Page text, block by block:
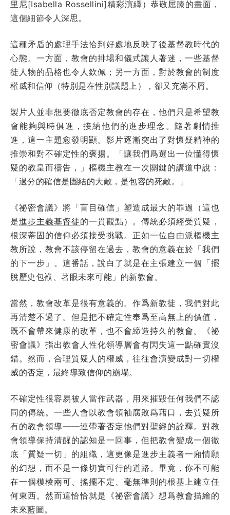
里尼[Isabella Rossellini]精彩演繹）恭敬屈膝的畫面，
這個細節令人深思。
這種矛盾的處理手法恰到好處地反映了後基督教時代的
心態。一方面，教會的排場和儀式讓人著迷，一些基督
徒人物的品格也令人欽佩；另一方面，對於教會的制度
權威和信仰（特別是在性別議題上），卻又充滿不屑。
製片人並非想要徹底否定教會的存在，他們只是希望教
會能夠與時俱進，接納他們的進步理念。隨著劇情推
進，這一主題愈發明顯。影片逐漸突出了對懷疑精神的
推崇和對不確定性的褒揚。「讓我們爲選出一位懂得懷
疑的教皇而禱告，」樞機主教在一次關鍵的講道中說：
「過分的確信是團結的大敵，是包容的死敵。」
《祕密會議》將「盲目確信」塑造成最大的罪過（這也
是進步主義基督徒的一貫觀點）。傳統必須經受質疑，
根深蒂固的信仰必須接受挑戰。正如一位自由派樞機主
教所說，教會不該停留在過去，教會的意義在於「我們
的下一步」。這番話，說白了就是在主張建立一個「擺
脫歷史包袱、著眼未來可能」的新教會。
當然，教會改革是很有意義的。作爲新教徒，我們對此
再清楚不過了。但是把不確定性奉爲至高無上的價值，
既不會帶來健康的改革，也不會締造持久的教會。《祕
密會議》指出教會人性化領導層會有閃失這一點確實沒
錯。然而，合理質疑人的權威，往往會演變成對一切權
威的否定，最終導致信仰的崩塌。
不確定性很容易被人當作武器，用來摧毀任何我們不認
同的傳統。一些人會以教會領袖腐敗爲藉口，去質疑所
有的教會領導——連帶著否定他們對聖經的詮釋。對教
會領導保持清醒的認知是一回事，但把教會變成一個徹
底「質疑一切」的組織，這更像是進步主義者一廂情願
的幻想，而不是一條切實可行的道路。畢竟，你不可能
在一個模棱兩可、搖擺不定、毫無準則的根基上建立任
何東西。然而這恰恰就是《祕密會議》想爲教會描繪的
未來藍圖。